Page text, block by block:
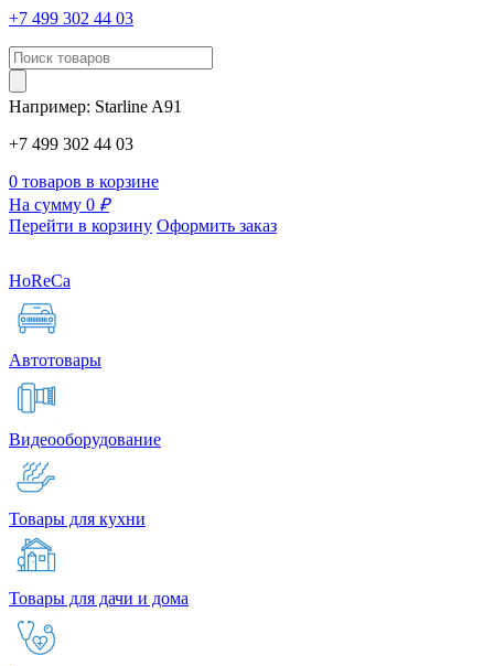
+7 499 302 44 03
Например: Starline A91
+7 499 302 44 03
0 товаров в корзине
На сумму 0 ₽
Перейти в корзину Оформить заказ
HoReCa
Автотовары
Видеооборудование
Товары для кухни
Товары для дачи и дома